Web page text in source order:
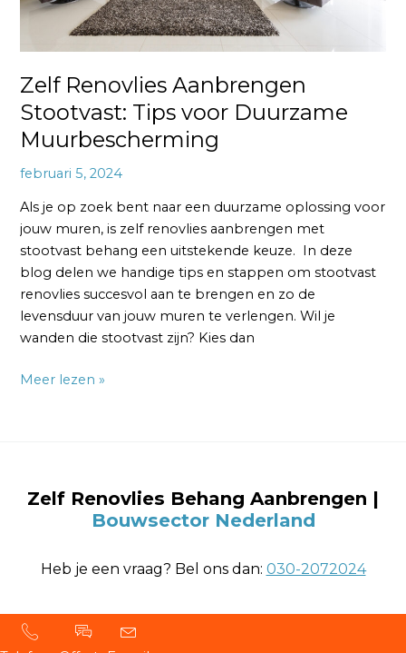
Zelf Renovlies Aanbrengen
Stootvast: Tips voor Duurzame
Muurbescherming
februari 5, 2024
Als je op zoek bent naar een duurzame oplossing voor
jouw muren, is zelf renovlies aanbrengen met
stootvast behang een uitstekende keuze. In deze
blog delen we handige tips en stappen om stootvast
renovlies succesvol aan te brengen en zo de
levensduur van jouw muren te verlengen. Wil je
wanden die stootvast zijn? Kies dan
Meer lezen »
Zelf Renovlies Behang Aanbrengen |
Bouwsector Nederland
Heb je een vraag? Bel ons dan: 030-2072024